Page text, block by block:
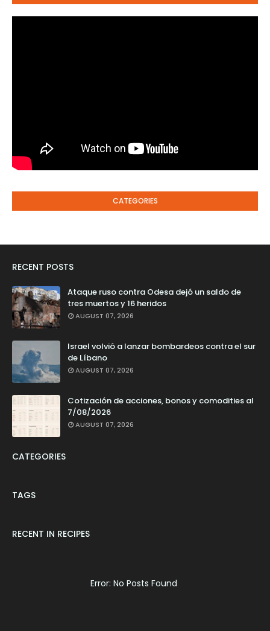
CATEGORIES
RECENT POSTS
Ataque ruso contra Odesa dejó un saldo de
tres muertos y 16 heridos
AUGUST 07, 2026
Israel volvió a lanzar bombardeos contra el sur
de Líbano
AUGUST 07, 2026
Cotización de acciones, bonos y comodities al
7/08/2026
AUGUST 07, 2026
CATEGORIES
TAGS
RECENT IN RECIPES
Error: No Posts Found